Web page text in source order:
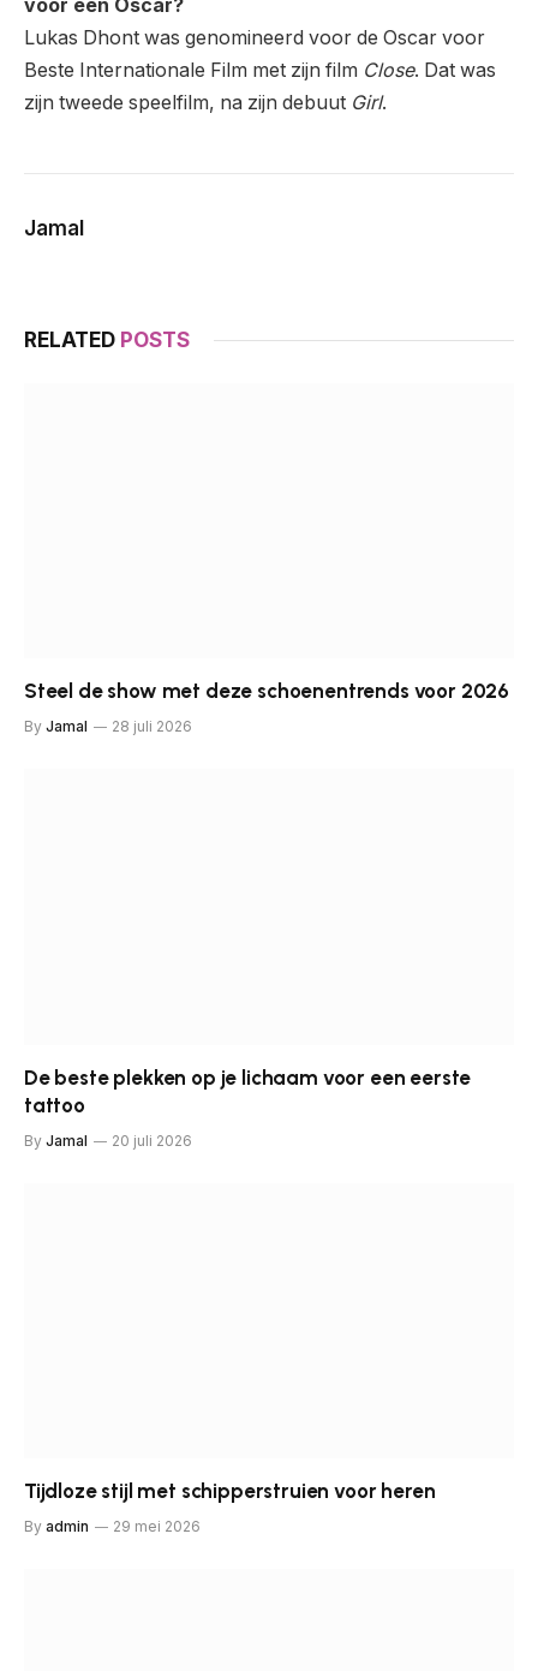
voor een Oscar?
Lukas Dhont was genomineerd voor de Oscar voor
Beste Internationale Film met zijn film Close. Dat was
zijn tweede speelfilm, na zijn debuut Girl.
Jamal
RELATED POSTS
Steel de show met deze schoenentrends voor 2026
By Jamal 28 juli 2026
De beste plekken op je lichaam voor een eerste
tattoo
By Jamal 20 juli 2026
Tijdloze stijl met schipperstruien voor heren
By admin 29 mei 2026